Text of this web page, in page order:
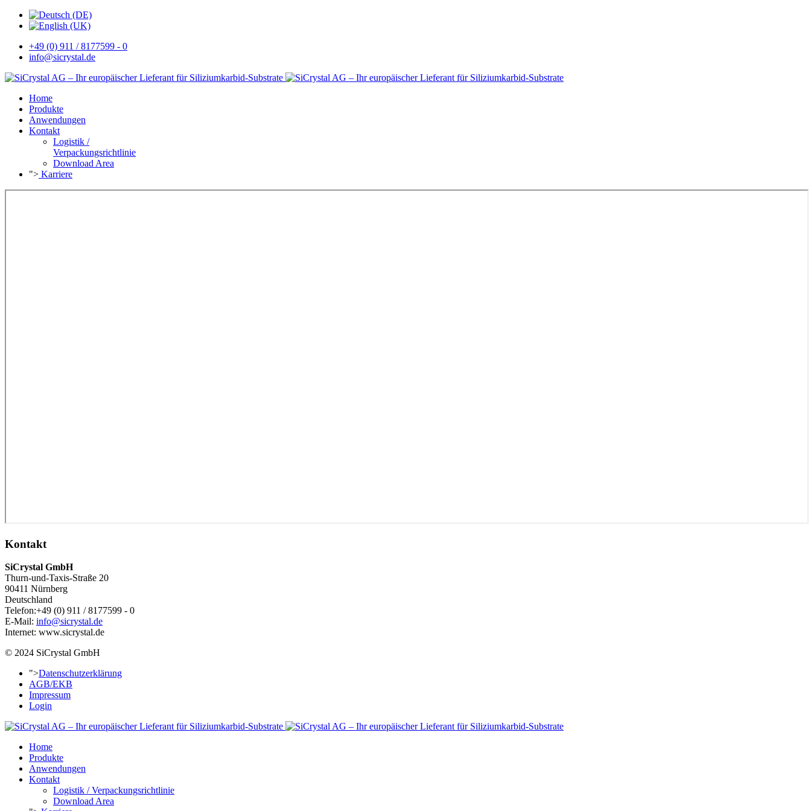
+49 (0) 911 / 8177599 - 0
info@sicrystal.de
Home
Produkte
Anwendungen
Kontakt
Logistik /
Verpackungsrichtlinie
Download Area
"> Karriere
Kontakt
SiCrystal GmbH
Thurn-und-Taxis-Straße 20
90411 Nürnberg
Deutschland
Telefon:+49 (0) 911 / 8177599 - 0
E-Mail: info@sicrystal.de
Internet: www.sicrystal.de
© 2024 SiCrystal GmbH
">Datenschutzerklärung
AGB/EKB
Impressum
Login
Home
Produkte
Anwendungen
Kontakt
Logistik / Verpackungsrichtlinie
Download Area